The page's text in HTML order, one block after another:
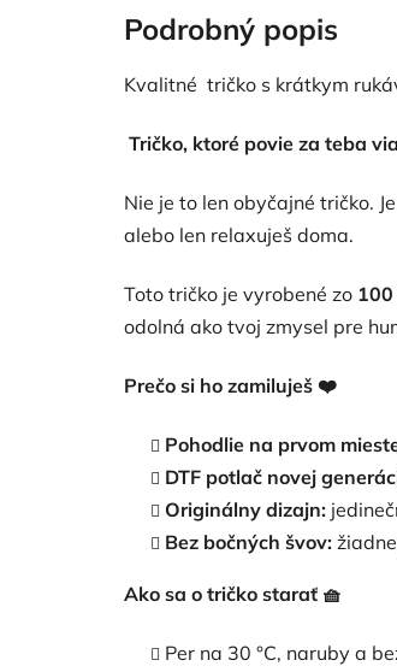
z
5
Podrobný popis
Kvalitné tričko s krátkym
Tričko, ktoré povie za teba
Nie je to len obyčajné tričko.
alebo len relaxuješ doma.
Toto tričko je vyrobené zo
odolná ako tvoj zmysel pre
Prečo si ho zamiluješ ❤️
Pohodlie na prvom
DTF potlač novej
Originálny dizajn:
Bez bočných švov:
Ako sa o tričko starať 🧺
Per na 30 °C, naruby a